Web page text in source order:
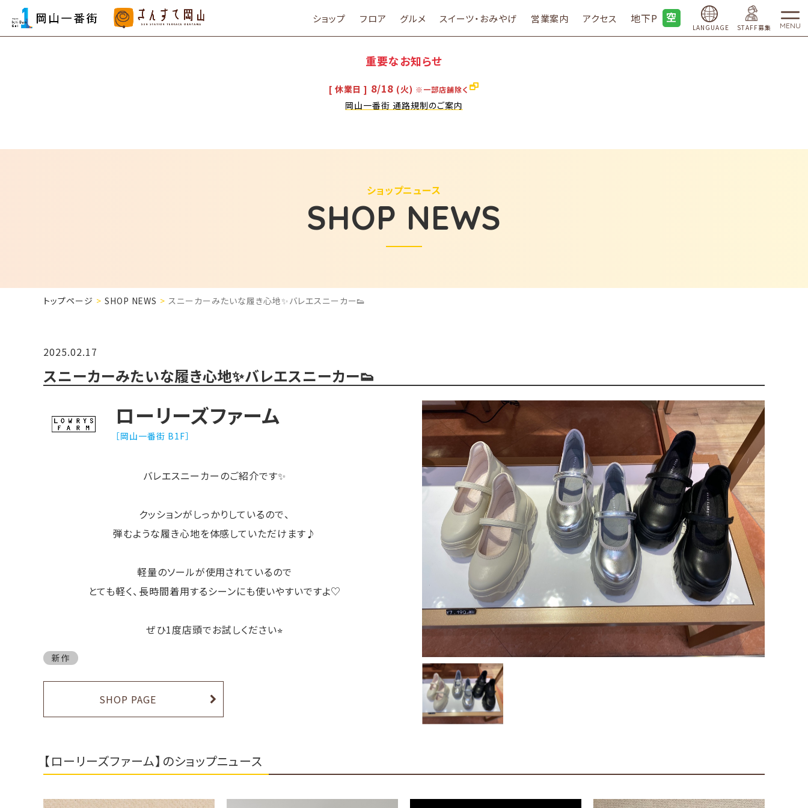
ショップ フロア グルメ スイーツ・おみやげ 営業案内 アクセス 地下P
LANGUAGE STAFF募集 MENU
重要なお知らせ
[ 休業日 ] 8/18 (火) ※一部店舗除く
岡山一番街 通路規制のご案内
SHOP NEWS
ショップニュース
トップページ SHOP NEWS スニーカーみたいな履き心地✨バレエスニーカー👟
2025.02.17
スニーカーみたいな履き心地✨バレエスニーカー👟
ローリーズファーム
［岡山一番街 B1F］
バレエスニーカーのご紹介です✨
クッションがしっかりしているので、
弾むような履き心地を体感していただけます♪
軽量のソールが使用されているので
とても軽く、長時間着用するシーンにも使いやすいですよ♡
ぜひ1度店頭でお試しください⭐︎
新作
SHOP PAGE
【ローリーズファーム】のショップニュース